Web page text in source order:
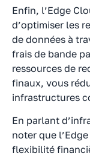
Enfin, l’Edge
d’optimiser les
de données à
frais de bande
ressources de
finaux, vous
infrastructures
En parlant
noter que
flexibilité